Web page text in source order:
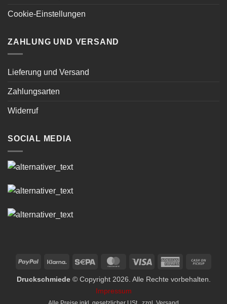
Cookie-Einstellungen
ZAHLUNG UND VERSAND
Lieferung und Versand
Zahlungsarten
Widerruf
SOCIAL MEDIA
PayPal Klarna Sepa MasterCardVisa
American
Druckschmiede© Copyright 2026. Alle Rechte vorbehalten.
Impressum